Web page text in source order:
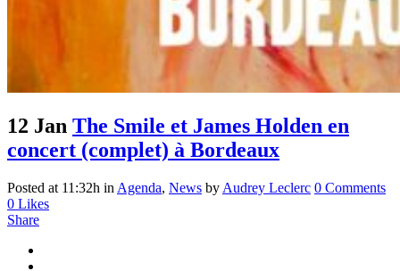
12 Jan The Smile et James Holden en
concert (complet) à Bordeaux
Posted at 11:32h in Agenda, News by Audrey Leclerc 0 Comments
0 Likes
Share